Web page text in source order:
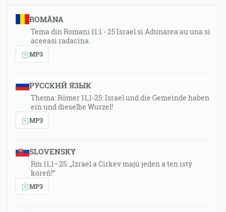
ROMÂNA
Tema din Romani 11:1 - 25 Israel si Adunarea au una si
aceeasi radacina.
MP3
РУССКИЙ ЯЗЫК
Thema: Römer 11,1-25: Israel und die Gemeinde haben
ein und dieselbe Wurzel!
MP3
SLOVENSKY
Rm 11,1–25: „Izrael a Cirkev majú jeden a ten istý
koreň!“
MP3